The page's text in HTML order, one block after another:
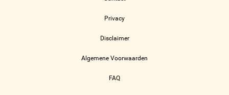
Privacy
Disclaimer
Algemene Voorwaarden
FAQ